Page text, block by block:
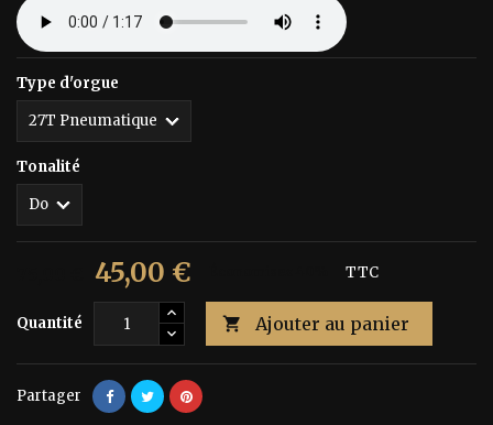
Type d'orgue
Tonalité
45,00 € TTC
Quantité  Ajouter au panier
Partager